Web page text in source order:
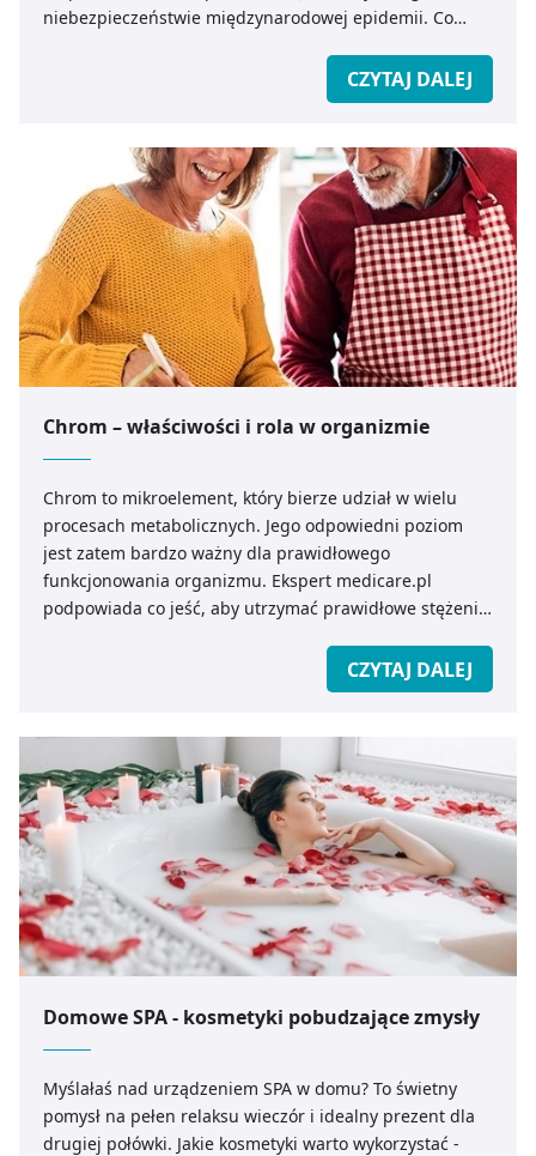
niebezpieczeństwie międzynarodowej epidemii. Co
CZYTAJ DALEJ
Chrom – właściwości i rola w organizmie
Chrom to mikroelement, który bierze udział w wielu
procesach metabolicznych. Jego odpowiedni poziom
jest zatem bardzo ważny dla prawidłowego
funkcjonowania organizmu. Ekspert medicare.pl
podpowiada co jeść, aby utrzymać prawidłowe stężenie
CZYTAJ DALEJ
Domowe SPA - kosmetyki pobudzające zmysły
Myślałaś nad urządzeniem SPA w domu? To świetny
pomysł na pełen relaksu wieczór i idealny prezent dla
drugiej połówki. Jakie kosmetyki warto wykorzystać -